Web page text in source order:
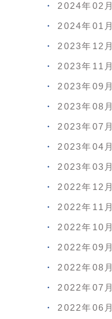
2024年02月
2024年01月
2023年12月
2023年11月
2023年09月
2023年08月
2023年07月
2023年04月
2023年03月
2022年12月
2022年11月
2022年10月
2022年09月
2022年08月
2022年07月
2022年06月